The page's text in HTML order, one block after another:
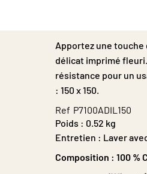
Galerie
Apportez une touche
délicat imprimé
résistance pour un
: 150 x 150.
Ref P7100ADIL150
Poids : 0.52 kg
Entretien : Laver
Composition : 100 %